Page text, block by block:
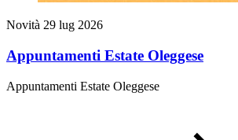
Novità 29 lug 2026
Appuntamenti Estate Oleggese
Appuntamenti Estate Oleggese